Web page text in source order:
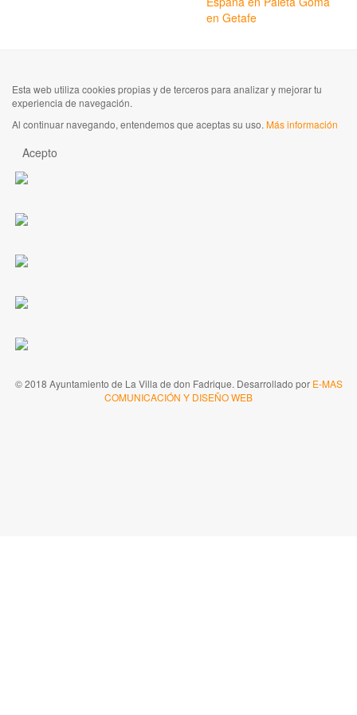
en Getafe
Esta web utiliza cookies propias y de terceros para analizar y mejorar tu
experiencia de navegación.
Al continuar navegando, entendemos que aceptas su uso. Más información
Acepto
© 2018 Ayuntamiento de La Villa de don Fadrique. Desarrollado por E-MAS
COMUNICACIÓN Y DISEÑO WEB